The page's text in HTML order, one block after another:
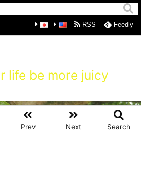
life be more juicy
Prev Next Search
RSS Feedly